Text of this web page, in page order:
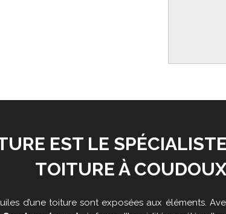
EST LE
TOITURE À
d’une toiture sont exposées aux éléments.